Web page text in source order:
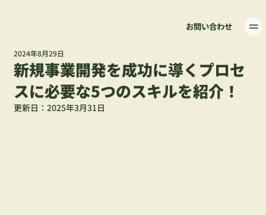
お問い合わせ
新規事業開発を成功に導くプロセ
スに必要な5つのスキルを紹介！
2024年8月29日
更新日：2025年3月31日